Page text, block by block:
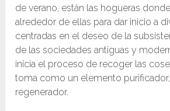
de verano, están las hogueras
alrededor de ellas para dar inicio a
centradas en el deseo de la
de las sociedades antiguas y
inicia el proceso de recoger las
toma como un elemento
regenerador.